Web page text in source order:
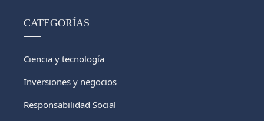
CATEGORÍAS
Ciencia y tecnología
Inversiones y negocios
Responsabilidad Social